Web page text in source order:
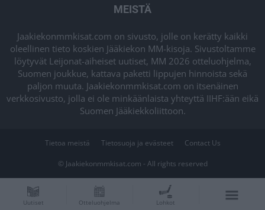
MEISTÄ
Jaakiekonmmkisat.com on sivusto, jolle on kerätty kaikki
oleellinen tieto koskien Jääkiekon MM-kisoja. Sivustoltamme
löytyvät Leijonat-aiheiset uutiset, MM 2026 otteluohjelma,
Suomen joukkue, kattava paketti lippujen hinnoista sekä
paljon muuta. Jaakiekonmmkisat.com on itsenäinen
verkkosivusto, jolla ei ole minkäänlaista yhteyttä IIHF:ään eikä
Suomen Jääkiekkoliittoon.
Tietoa meistä Tietosuoja ja evästeet Contact Us
© Jaakiekonmmkisat.com - All rights reserved
Uutiset Otteluohjelma Lohkot